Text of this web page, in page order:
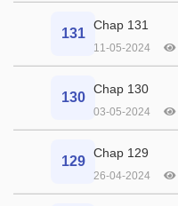
131
Chap 131
11-05-2024
130
Chap 130
03-05-2024
129
Chap 129
26-04-2024